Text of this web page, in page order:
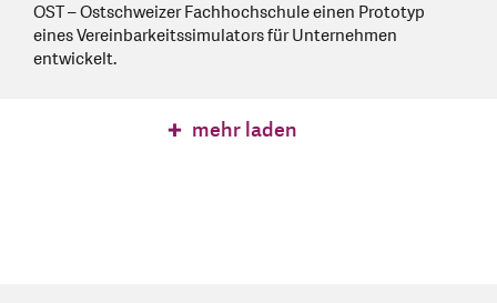
OST – Ostschweizer Fachhochschule einen Prototyp
eines Vereinbarkeitssimulators für Unternehmen
entwickelt.
mehr laden